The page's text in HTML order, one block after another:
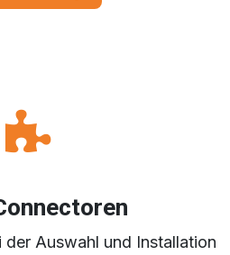
Auswahl und Installation